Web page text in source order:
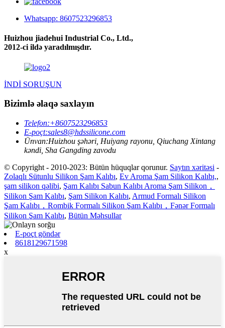
Whatsapp: 8607523296853
Huizhou jiadehui Industrial Co., Ltd.,
2012-ci ildə yaradılmışdır.
İNDİ SORUŞUN
Bizimlə əlaqə saxlayın
Telefon:+8607523296853
E-poçt:sales8@hdssilicone.com
Ünvan:Huizhou şəhəri, Huiyang rayonu, Qiuchang Xintang
kəndi, Sha Gangding zavodu
© Copyright - 2010-2023: Bütün hüquqlar qorunur. Saytın xəritəsi -
Zolaqlı Sütunlu Silikon Şam Kalıbı, Ev Aroma Şam Silikon Kalıbı,,
şam silikon qəlibi, Şam Kalıbı Sabun Kalıbı Aroma Şam Silikon，
Silikon Şam Kalıbı, Şam Silikon Kalıbı, Armud Formalı Silikon
Şam Kalıbı，Rombik Formalı Silikon Şam Kalıbı，Fənər Formalı
Silikon Şam Kalıbı, Bütün Məhsullar
E-poçt göndər
8618129671598
x